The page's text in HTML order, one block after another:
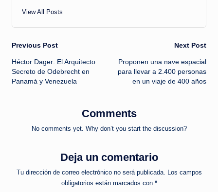
View All Posts
Post
navigation
Previous Post
Héctor Dager: El Arquitecto
Secreto de Odebrecht en
Panamá y Venezuela
Next Post
Proponen una nave espacial
para llevar a 2.400 personas
en un viaje de 400 años
Comments
No comments yet. Why don’t you start the discussion?
Deja un comentario
Tu dirección de correo electrónico no será publicada. Los campos
obligatorios están marcados con *